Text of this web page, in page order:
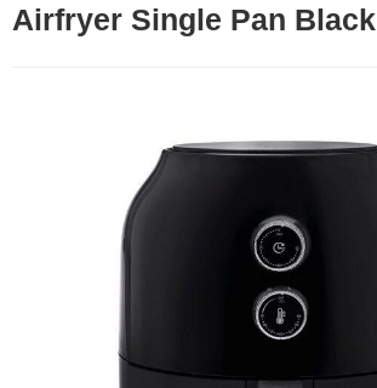
Airfryer Single Pan Black